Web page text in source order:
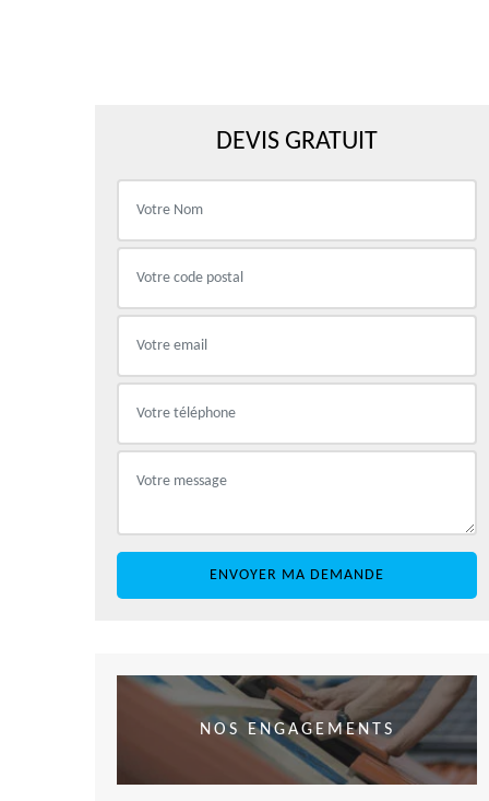
DEVIS GRATUIT
NOS ENGAGEMENTS